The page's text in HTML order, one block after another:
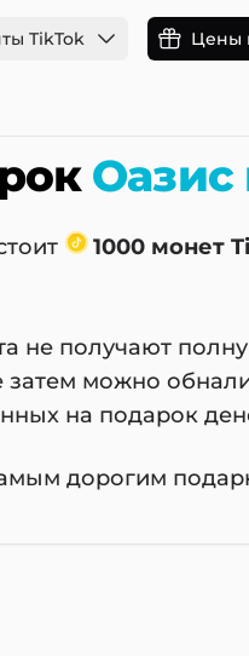
TikTok Цены
Оазис
1000 монет
не получают
можно
на подарок
дорогим